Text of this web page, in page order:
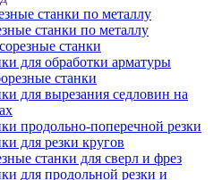
станки по металлу
станки по металлу
станки
для обработки арматуры
станки
для вырезания седловин на
продольно-поперечной резки
для резки кругов
станки для сверл и фрез
для продольной резки и